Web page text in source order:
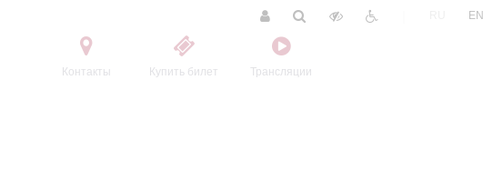
Контакты Купить билет Трансляции
EN